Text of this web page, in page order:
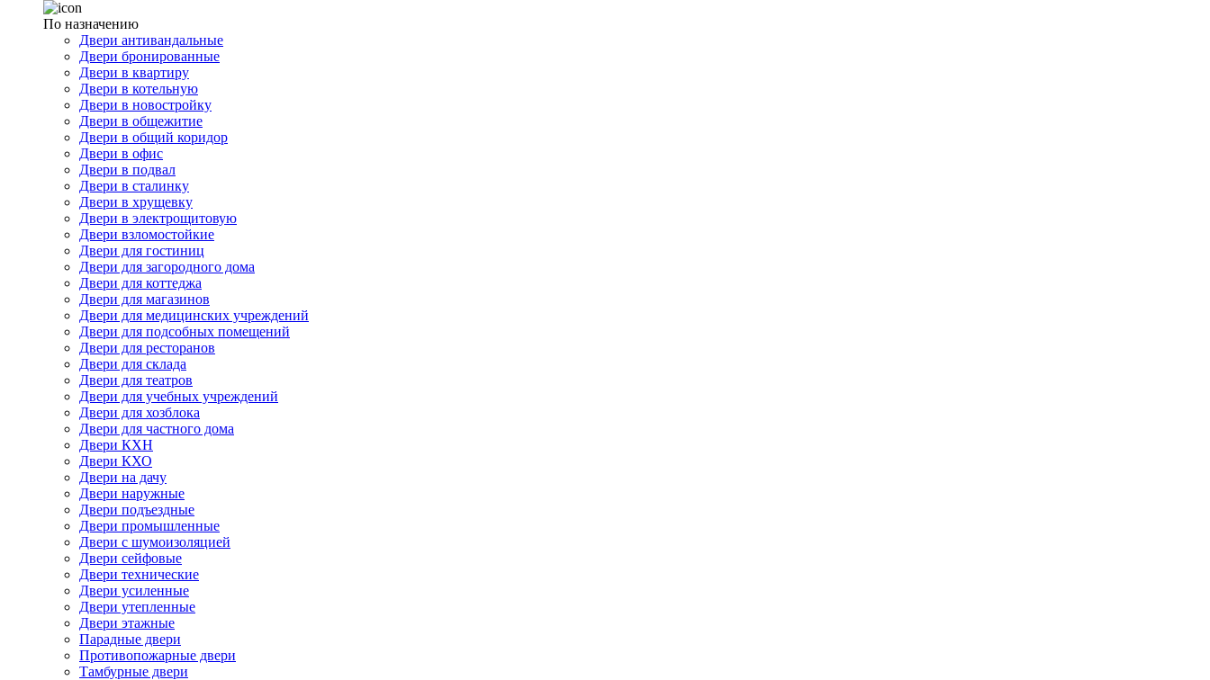
По назначению
Двери антивандальные
Двери бронированные
Двери в квартиру
Двери в котельную
Двери в новостройку
Двери в общежитие
Двери в общий коридор
Двери в офис
Двери в подвал
Двери в сталинку
Двери в хрущевку
Двери в электрощитовую
Двери взломостойкие
Двери для гостиниц
Двери для загородного дома
Двери для коттеджа
Двери для магазинов
Двери для медицинских учреждений
Двери для подсобных помещений
Двери для ресторанов
Двери для склада
Двери для театров
Двери для учебных учреждений
Двери для хозблока
Двери для частного дома
Двери КХН
Двери КХО
Двери на дачу
Двери наружные
Двери подъездные
Двери промышленные
Двери с шумоизоляцией
Двери сейфовые
Двери технические
Двери усиленные
Двери утепленные
Двери этажные
Парадные двери
Противопожарные двери
Тамбурные двери